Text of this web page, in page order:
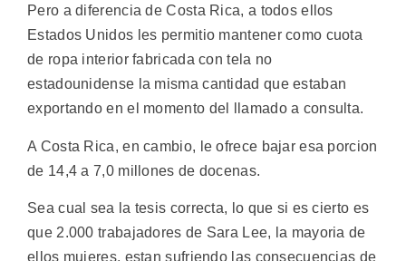
Pero a diferencia de Costa Rica, a todos ellos
Estados Unidos les permitio mantener como cuota
de ropa interior fabricada con tela no
estadounidense la misma cantidad que estaban
exportando en el momento del llamado a consulta.
A Costa Rica, en cambio, le ofrece bajar esa porcion
de 14,4 a 7,0 millones de docenas.
Sea cual sea la tesis correcta, lo que si es cierto es
que 2.000 trabajadores de Sara Lee, la mayoria de
ellos mujeres, estan sufriendo las consecuencias de